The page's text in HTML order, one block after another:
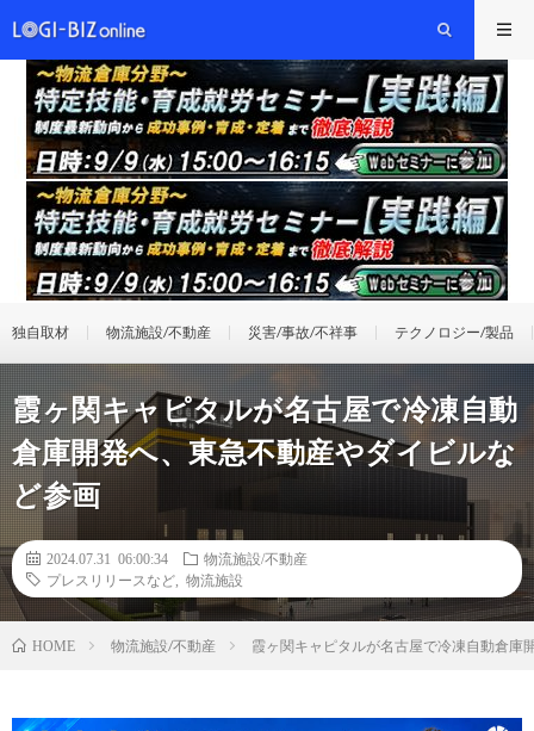
独自取材 物流施設/不動産 災害/事故/不祥事 テクノロジー/製品
霞ヶ関キャピタルが名古屋で冷凍自動
倉庫開発へ、東急不動産やダイビルな
ど参画
2024.07.31 06:00:34
物流施設/不動産
プレスリリースなど
物流施設
HOME 物流施設/不動産 霞ヶ関キャピタルが名古屋で冷凍自動倉庫